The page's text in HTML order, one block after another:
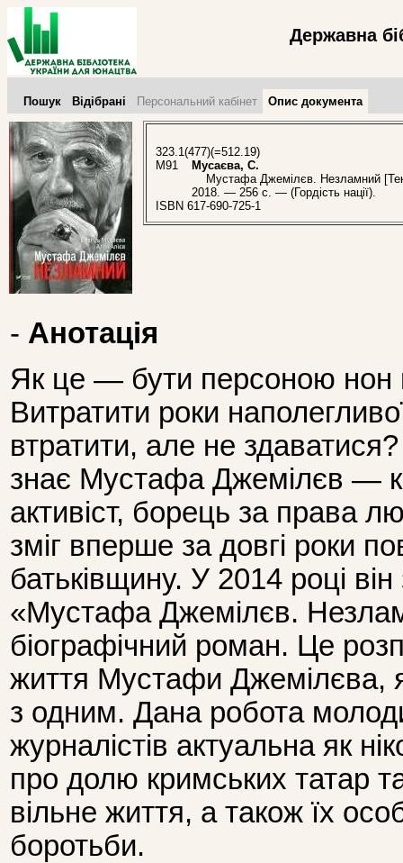
Державна
Пошук Відібрані Персональний кабінет Опис документа
323.1(477)(=512.19)
М91
Мусаєва, С.
Мустафа Джемілєв. Незламний
2018. — 256 с. — (Гордість нації).
ISBN 617-690-725-1
- Анотація
Як це — бути персоною нон
Витратити роки
втратити, але не
знає Мустафа Джемілєв —
активіст, борець за права
зміг вперше за довгі роки
батьківщину. У 2014 році
«Мустафа Джемілєв.
біографічний роман. Це
життя Мустафи Джемілєва,
з одним. Дана робота
журналістів актуальна як
про долю кримських татар та
вільне життя, а також їх
боротьби.